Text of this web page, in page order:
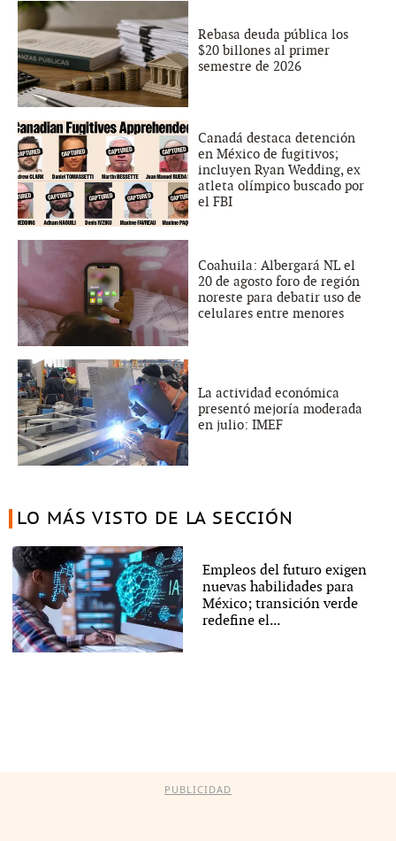
Rebasa deuda pública los
$20 billones al primer
semestre de 2026
Canadá destaca detención
en México de fugitivos;
incluyen Ryan Wedding, ex
atleta olímpico buscado por
el FBI
Coahuila: Albergará NL el
20 de agosto foro de región
noreste para debatir uso de
celulares entre menores
La actividad económica
presentó mejoría moderada
en julio: IMEF
LO MÁS VISTO DE LA SECCIÓN
Empleos del futuro exigen
nuevas habilidades para
México; transición verde
redefine el...
PUBLICIDAD